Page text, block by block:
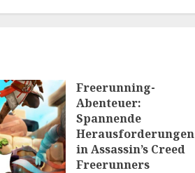
Freerunning-
Abenteuer:
Spannende
Herausforderungen
in Assassin’s Creed
Freerunners